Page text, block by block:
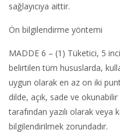
sağlayıcıya aittir.
Ön bilgilendirme yöntemi
MADDE 6 – (1) Tüketici, 5
belirtilen tüm hususlarda,
uygun olarak en az on iki
dilde, açık, sade ve okunabilir
tarafından yazılı olarak veya
bilgilendirilmek zorundadır.